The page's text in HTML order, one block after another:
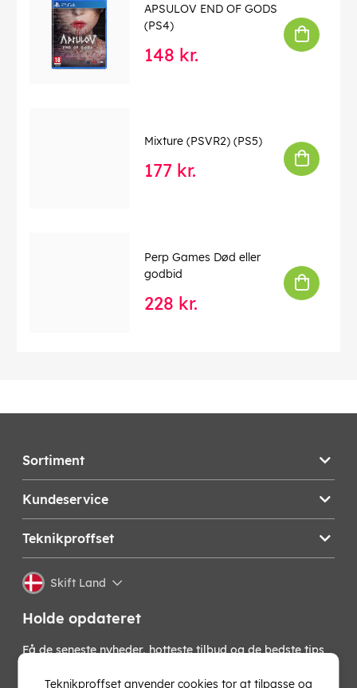
APSULOV END OF GODS
(PS4)
148 kr.
Mixture (PSVR2) (PS5)
177 kr.
Perp Games Død eller
godbid
228 kr.
Sortiment
Kundeservice
Teknikproffset
Skift Land
Holde opdateret
Få de seneste nyheder, hotteste tilbud og de bedste tips
nyhedsbrev!
Teknikproffset anvender cookies tor at tilpasse og